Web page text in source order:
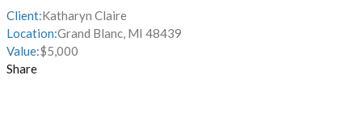
Client:Katharyn Claire
Location:Grand Blanc, MI 48439
Value:$5,000
Share